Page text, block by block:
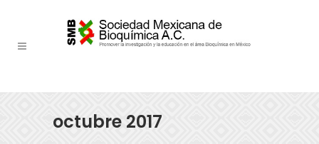
octubre 2017